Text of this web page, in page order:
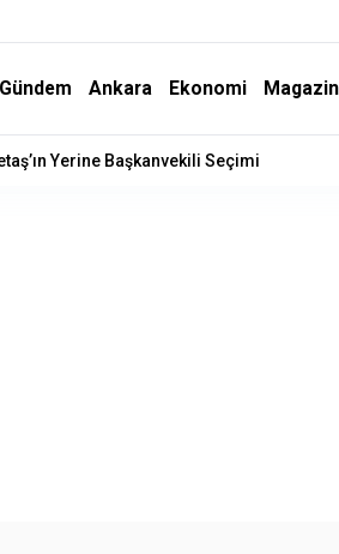
Gündem Ankara Ekonomi Magazin
Motorine İndirim Geliyor